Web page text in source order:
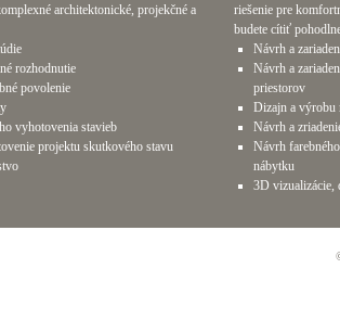
architektonické, projekčné a
rozhodnutie
povolenie
vyhotovenia stavieb
projektu skutkového stavu
riešenie pre
budete cítiť
Návrh a
Návrh a
priestorov
Dizajn a výrobu
Návrh a
Návrh
nábytku
3D vizualizácie,